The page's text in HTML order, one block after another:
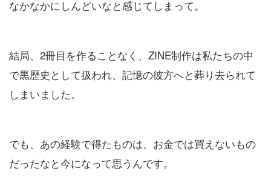
なかなかにしんどいなと感じてしまって。
結局、2冊目を作ることなく、ZINE制作は私たちの中
で黒歴史として扱われ、記憶の彼方へと葬り去られて
しまいました。
でも、あの経験で得たものは、お金では買えないもの
だったなと今になって思うんです。